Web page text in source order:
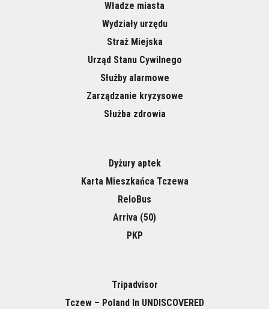
Władze miasta
Wydziały urzędu
Straż Miejska
Urząd Stanu Cywilnego
Służby alarmowe
Zarządzanie kryzysowe
Służba zdrowia
Dyżury aptek
Karta Mieszkańca Tczewa
ReloBus
Arriva (50)
PKP
Tripadvisor
Tczew – Poland In UNDISCOVERED